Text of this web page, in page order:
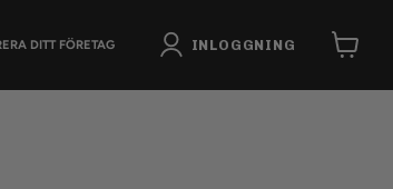
DITT FÖRETAG INLOGGNING